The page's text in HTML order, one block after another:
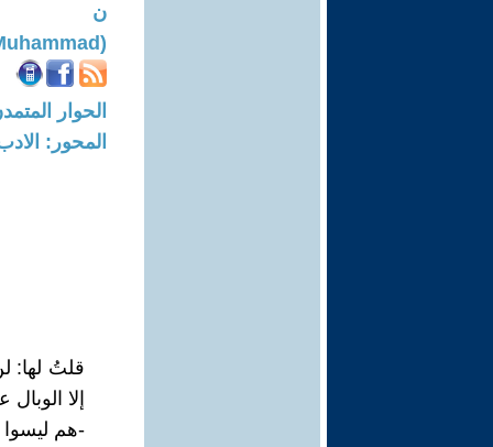
ن
(Lama Muhammad)
الحوار المتمدن-العدد: 7776
المحور:
قلتُ لها:
إلا
-هم ليسوا